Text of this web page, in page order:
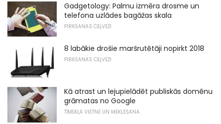
Gadgetology: Palmu izmēra drosme un
telefona uzlādes bagāžas skala
PIRKŠANAS CEĻVEŽI
8 labākie drošie maršrutētāji nopirkt 2018
PIRKŠANAS CEĻVEŽI
Kā atrast un lejupielādēt publiskās domēnu
grāmatas no Google
TĪMEKĻA VIETNE UN MEKLĒŠANA